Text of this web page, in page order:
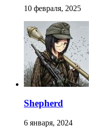
10 февраля, 2025
Shepherd
6 января, 2024